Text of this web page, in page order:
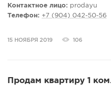
Контактное лицо: prodayu
Телефон: +7 (904) 042-50-56
15 НОЯБРЯ 2019 106
Продам квартиру 1